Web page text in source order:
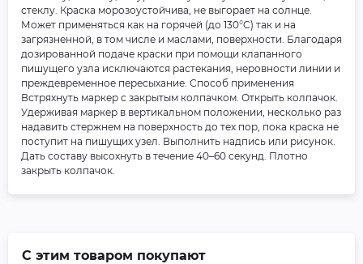
стеклу. Краска морозоустойчива, не выгорает на солнце.
Может применяться как на горячей (до 130°C) так и на
загрязненной, в том числе и маслами, поверхности. Благодаря
дозированной подаче краски при помощи клапанного
пишущего узла исключаются растекания, неровности линии и
преждевременное пересыхание. Способ применения
Встряхнуть маркер с закрытым колпачком. Открыть колпачок.
Удерживая маркер в вертикальном положении, несколько раз
надавить стержнем на поверхность до тех пор, пока краска не
поступит на пишущих узел. Выполнить надпись или рисунок.
Дать составу высохнуть в течение 40–60 секунд. Плотно
закрыть колпачок.
С этим товаром покупают